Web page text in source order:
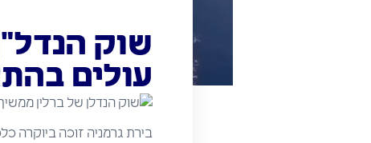
שוק
עולים
בירת גרמניה זוכה ביוקרה